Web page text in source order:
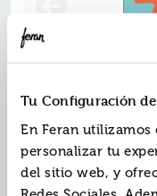
Tu Configuración
En Feran
personalizar tu
del sitio web, y
El
Ref. ZZO-0074903
9788410074903